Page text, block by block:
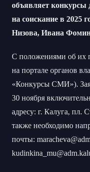
объявляет конкурсы
на соискание в 2025
Низова, Ивана
С положениями об их
на портале органов
«Конкурсы СМИ»).
30 ноября
адресу: г. Калуга, пл.
также необходимо
почты: